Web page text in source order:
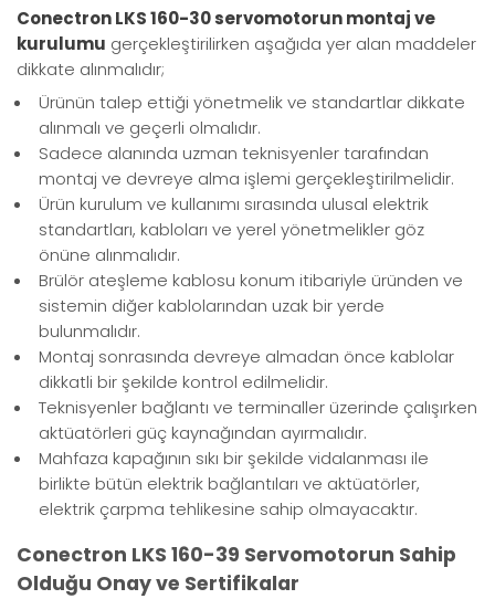
Conectron LKS 160-30 servomotorun montaj ve
kurulumu gerçekleştirilirken aşağıda yer alan maddeler
dikkate alınmalıdır;
Ürünün talep ettiği yönetmelik ve standartlar dikkate
alınmalı ve geçerli olmalıdır.
Sadece alanında uzman teknisyenler tarafından
montaj ve devreye alma işlemi gerçekleştirilmelidir.
Ürün kurulum ve kullanımı sırasında ulusal elektrik
standartları, kabloları ve yerel yönetmelikler göz
önüne alınmalıdır.
Brülör ateşleme kablosu konum itibariyle üründen ve
sistemin diğer kablolarından uzak bir yerde
bulunmalıdır.
Montaj sonrasında devreye almadan önce kablolar
dikkatli bir şekilde kontrol edilmelidir.
Teknisyenler bağlantı ve terminaller üzerinde çalışırken
aktüatörleri güç kaynağından ayırmalıdır.
Mahfaza kapağının sıkı bir şekilde vidalanması ile
birlikte bütün elektrik bağlantıları ve aktüatörler,
elektrik çarpma tehlikesine sahip olmayacaktır.
Conectron LKS 160-39 Servomotorun Sahip
Olduğu Onay ve Sertifikalar